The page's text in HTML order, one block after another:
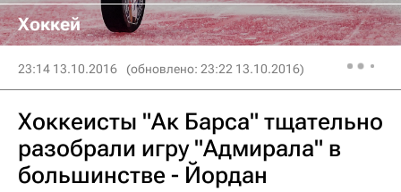
Хоккей
23:14 13.10.2016 (обновлено: 23:22 13.10.2016)
Хоккеисты "Ак Барса" тщательно
разобрали игру "Адмирала" в
большинстве - Йордан